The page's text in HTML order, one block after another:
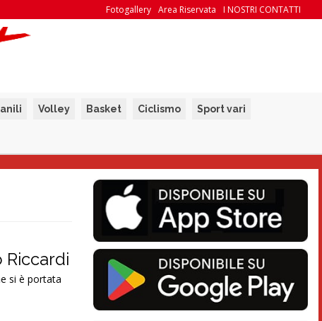
I NOSTRI CONTATTI
Area Riservata
Fotogallery
Volley Basket Ciclismo Sport vari
Riccardi
si è portata